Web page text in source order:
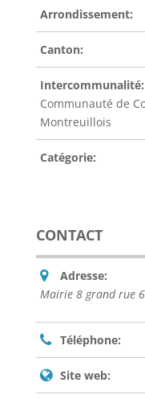
Arrondissement:
Canton:
Intercommunalité:
Communauté de
Montreuillois
Catégorie:
CONTACT
Adresse:
Mairie 8 grand rue
Téléphone:
Site web: